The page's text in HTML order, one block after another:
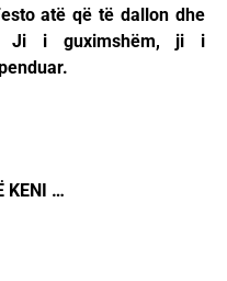
atë që të dallon dhe
Ji i guximshëm, ji i
KENI …